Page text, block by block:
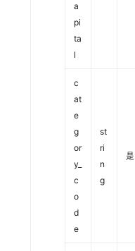
a
pi
ta
l
c
at
e
g
or
y_
c
o
d
e
st
ri
n
g
是